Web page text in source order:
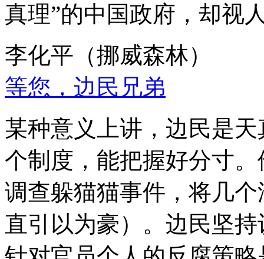
真理”的中国政府，却视
李化平（挪威森林）
等您，边民兄弟
某种意义上讲，边民是
个制度，能把握好分寸
调查躲猫猫事件，将几
直引以为豪）。边民坚